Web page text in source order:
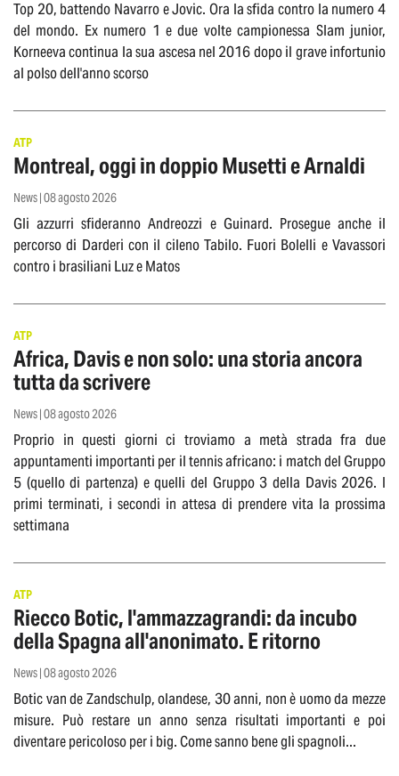
Top 20, battendo Navarro e Jovic. Ora la sfida contro la numero 4
del mondo. Ex numero 1 e due volte campionessa Slam junior,
Korneeva continua la sua ascesa nel 2016 dopo il grave infortunio
al polso dell'anno scorso
ATP
Montreal, oggi in doppio Musetti e Arnaldi
News | 08 agosto 2026
Gli azzurri sfideranno Andreozzi e Guinard. Prosegue anche il
percorso di Darderi con il cileno Tabilo. Fuori Bolelli e Vavassori
contro i brasiliani Luz e Matos
ATP
Africa, Davis e non solo: una storia ancora
tutta da scrivere
News | 08 agosto 2026
Proprio in questi giorni ci troviamo a metà strada fra due
appuntamenti importanti per il tennis africano: i match del Gruppo
5 (quello di partenza) e quelli del Gruppo 3 della Davis 2026. I
primi terminati, i secondi in attesa di prendere vita la prossima
settimana
ATP
Riecco Botic, l'ammazzagrandi: da incubo
della Spagna all'anonimato. E ritorno
News | 08 agosto 2026
Botic van de Zandschulp, olandese, 30 anni, non è uomo da mezze
misure. Può restare un anno senza risultati importanti e poi
diventare pericoloso per i big. Come sanno bene gli spagnoli...